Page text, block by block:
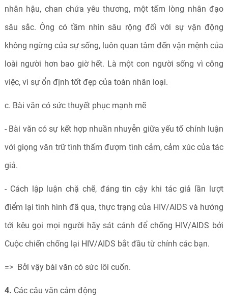
nhân hậu, chan chứa yêu thương, một tấm lòng nhân đạo
sâu sắc. Ông có tầm nhìn sâu rộng đối với sự vận động
không ngừng của sự sống, luôn quan tâm đến vận mệnh của
loài người hơn bao giờ hết. Là một con người sống vì công
việc, vì sự ổn định tốt đẹp của toàn nhân loại.
c. Bài văn có sức thuyết phục mạnh mẽ
- Bài văn có sự kết hợp nhuần nhuyễn giữa yếu tố chính luận
với giọng văn trữ tình thấm đượm tình cảm, cảm xúc của tác
giả.
- Cách lập luận chặ chẽ, đáng tin cậy khi tác giả lần lượt
điểm lại tình hình đã qua, thực trạng của HIV/AIDS và hướng
tới kêu gọi mọi người hãy sát cánh để chống HIV/AIDS bởi
Cuộc chiến chống lại HIV/AIDS bắt đầu từ chính các bạn.
=> Bởi vậy bài văn có sức lôi cuốn.
4. Các câu văn cảm động